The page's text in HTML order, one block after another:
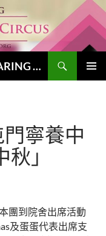
香港愛心魔法團 HONG KONG CARING MAGIC CIRCUS
寧養中
」
團到院舍出席活動
及蛋蛋代表出席支